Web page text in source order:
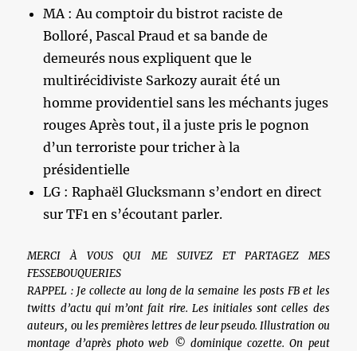
MA : Au comptoir du bistrot raciste de
Bolloré, Pascal Praud et sa bande de
demeurés nous expliquent que le
multirécidiviste Sarkozy aurait été un
homme providentiel sans les méchants juges
rouges Après tout, il a juste pris le pognon
d’un terroriste pour tricher à la
présidentielle
LG : Raphaël Glucksmann s’endort en direct
sur TF1 en s’écoutant parler.
MERCI À VOUS QUI ME SUIVEZ ET PARTAGEZ MES
FESSEBOUQUERIES
RAPPEL : Je collecte au long de la semaine les posts FB et les
twitts d’actu qui m’ont fait rire. Les initiales sont celles des
auteurs, ou les premières lettres de leur pseudo. Illustration ou
montage d’après photo web © dominique cozette. On peut